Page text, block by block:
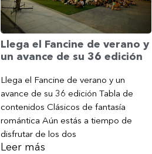
Llega el Fancine de verano y
un avance de su 36 edición
Llega el Fancine de verano y un
avance de su 36 edición Tabla de
contenidos Clásicos de fantasía
romántica Aún estás a tiempo de
disfrutar de los dos
Leer más